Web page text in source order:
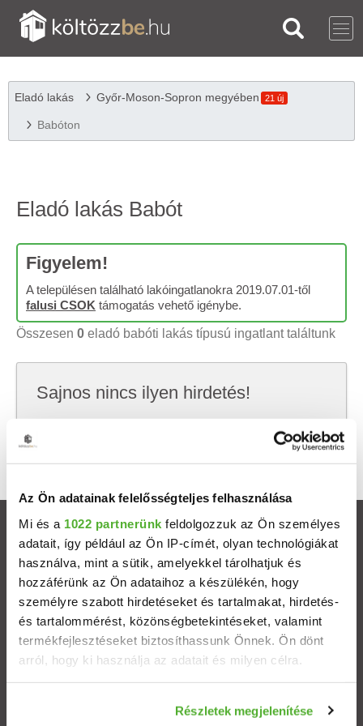
Az Ön adatainak felelősségteljes felhasználása
Mi és a 1022 partnerünk feldolgozzuk az Ön személyes
adatait, így például az Ön IP-címét, olyan technológiákat
használva, mint a sütik, amelyekkel tárolhatjuk és
hozzáférünk az Ön adataihoz a készülékén, hogy
személyre szabott hirdetéseket és tartalmakat, hirdetés-
és tartalommérést, közönségbetekintéseket, valamint
termékfejlesztéseket biztosíthassunk Önnek. Ön dönt
arról, hogy ki használja az adatait és milyen célra.
Információgyűjtés az Ön földrajzi elhelyezkedéséről
Részletek megjelenítése
Eladó lakás Győr-Moson-Sopron megyében 21 új
Babóton
Eladó lakás Babót
Figyelem!
A településen található lakóingatlanokra 2019.07.01-től
falusi CSOK támogatás vehető igénybe.
Összesen 0 eladó babóti lakás típusú ingatlant találtunk
Sajnos nincs ilyen hirdetés!
Próbálj meg kevesebb szempont szerint
keresni, hátha akkor megtalálod, amit keresel.
Ingatlanok
Eladó házak
Eladó lakások
Települések